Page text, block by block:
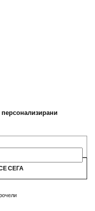
СЕГА